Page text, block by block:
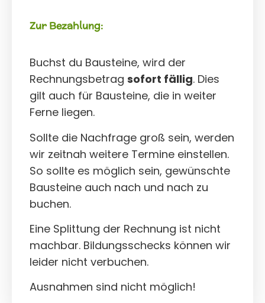
Zur Bezahlung:
Buchst du Bausteine, wird der
Rechnungsbetrag sofort fällig. Dies
gilt auch für Bausteine, die in weiter
Ferne liegen.
Sollte die Nachfrage groß sein, werden
wir zeitnah weitere Termine einstellen.
So sollte es möglich sein, gewünschte
Bausteine auch nach und nach zu
buchen.
Eine Splittung der Rechnung ist nicht
machbar. Bildungsschecks können wir
leider nicht verbuchen.
Ausnahmen sind nicht möglich!